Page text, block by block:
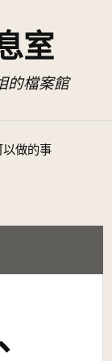
室
的檔案館
以做的事